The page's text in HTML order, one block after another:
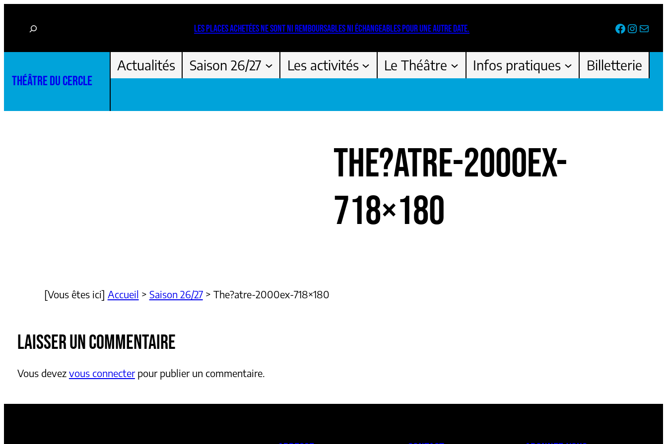
Rechercher LES PLACES ACHETÉES NE SONT NI REMBOURSABLES NI ÉCHANGEABLES POUR UNE AUTRE DATE. Facebook
THÉÂTRE DU CERCLE
Actualités Saison 26/27 Les activités Le Théâtre Infos pratiques Billetterie
THE?ATRE-2000EX-
718×180
[Vous êtes ici] Accueil > Saison 26/27> The?atre-2000ex-718×180
LAISSER UN COMMENTAIRE
Vous devez vous connecterpour publier un commentaire.